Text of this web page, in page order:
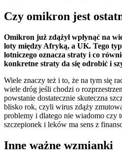
Czy omikron jest
Omikron już zdążył wpłynąć na
loty między Afryką, a UK. Tego
lotniczego oznacza straty i co
konkretne straty da się odrobić i
Wiele znaczy też i to, że na tym się
wiele dróg jeśli chodzi o
powstanie dostatecznie skuteczna
blisko rok, czyli wirus zdąży
problemy i dlatego nie wiadomo czy
szczepionek i leków ma sens z
Inne ważne wzmianki